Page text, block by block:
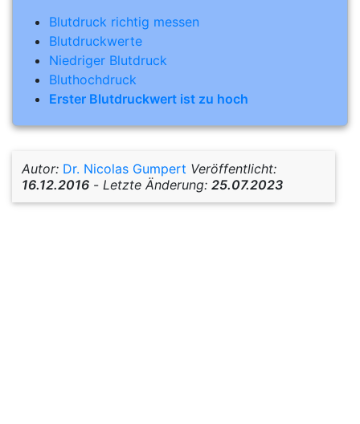
Blutdruck richtig messen
Blutdruckwerte
Niedriger Blutdruck
Bluthochdruck
Erster Blutdruckwert ist zu hoch
Autor: Dr. Nicolas Gumpert Veröffentlicht:
16.12.2016 - Letzte Änderung: 25.07.2023